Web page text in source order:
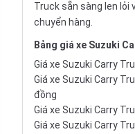
Truck sẵn sàng len lỏi
chuyển hàng.
Bảng giá xe Suzuki
Giá xe Suzuki Carry
Giá xe Suzuki Carry
đồng
Giá xe Suzuki Carry
Giá xe Suzuki Carry